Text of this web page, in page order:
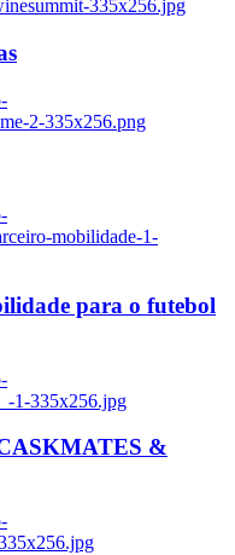
335x256.jpg
2-335x256.png
mobilidade-1-
para o futebol
1-335x256.jpg
&